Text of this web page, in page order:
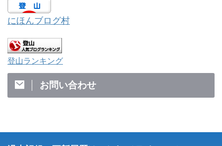
にほんブログ村
登山ランキング
お問い合わせ